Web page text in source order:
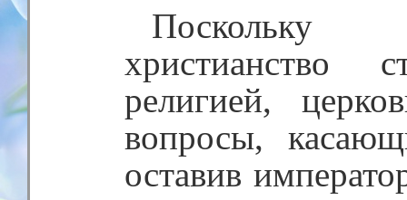
Поскольку
христианство
религией,
вопросы,
оставив